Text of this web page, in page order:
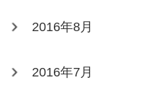
2016年8月
2016年7月